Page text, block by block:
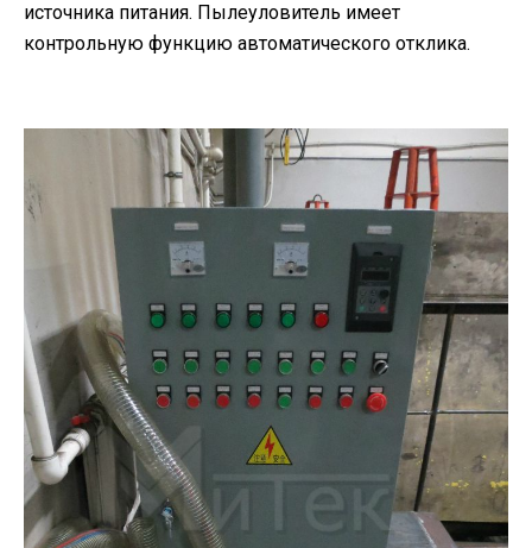
источника питания. Пылеуловитель имеет
контрольную функцию автоматического отклика.